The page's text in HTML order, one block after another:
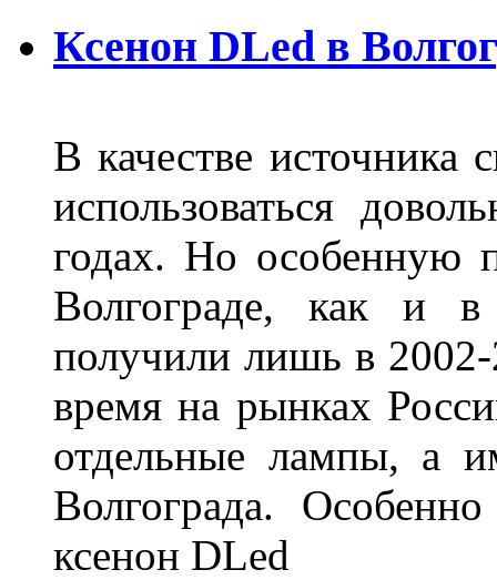
Ксенон DLed в
В качестве источника
использоваться
годах. Но особенную
Волгограде, как и
получили лишь в
время на рынках
отдельные лампы, а
Волгограда.
ксенон DLed